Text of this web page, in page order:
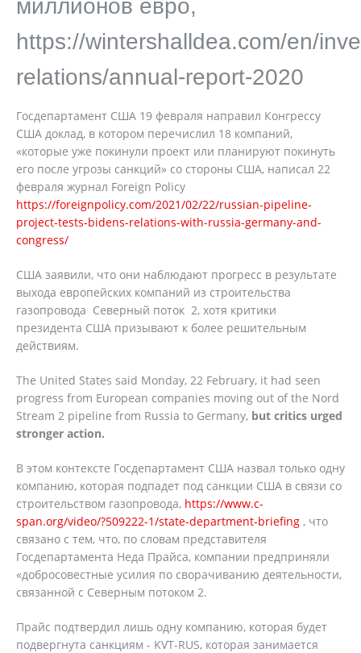
миллионов евро,
https://wintershalldea.com/en/
relations/annual-report-2020
Госдепартамент США 19 февраля направил Конгрессу
США доклад, в котором перечислил 18 компаний,
«которые уже покинули проект или планируют покинуть
его после угрозы санкций» со стороны США, написал 22
февраля журнал Foreign Policy
https://foreignpolicy.com/2021/02/22/russian-pipeline-
project-tests-bidens-relations-with-russia-germany-and-
congress/
США заявили, что они наблюдают прогресс в результате
выхода европейских компаний из строительства
газопровода Северный поток 2, хотя критики
президента США призывают к более решительным
действиям.
The United States said Monday, 22 February, it had seen
progress from European companies moving out of the Nord
Stream 2 pipeline from Russia to Germany, but critics urged
stronger action.
В этом контексте Госдепартамент США назвал только одну
компанию, которая подпадет под санкции США в связи со
строительством газопровода, https://www.c-
span.org/video/?509222-1/state-department-briefing , что
связано с тем, что, по словам представителя
Госдепартамента Неда Прайса, компании предприняли
«добросовестные усилия по сворачиванию деятельности,
связанной с Северным потоком 2.
Прайс подтвердил лишь одну компанию, которая будет
подвергнута санкциям - KVT-RUS, которая занимается